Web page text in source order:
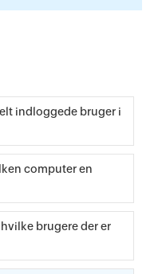
indloggede bruger i
computer en
brugere der er